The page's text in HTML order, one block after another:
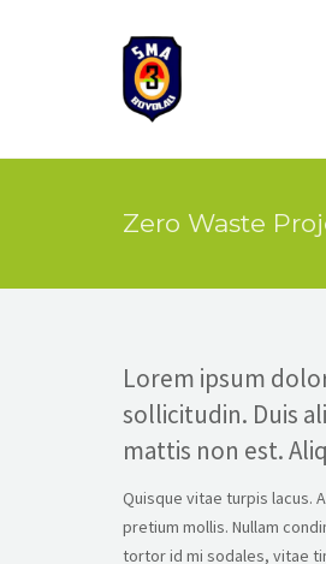
Zero Waste
Lorem ipsum
sollicitudin. Duis
mattis non est.
Quisque vitae turpis lacus.
pretium mollis. Nullam
tortor id mi sodales, vitae